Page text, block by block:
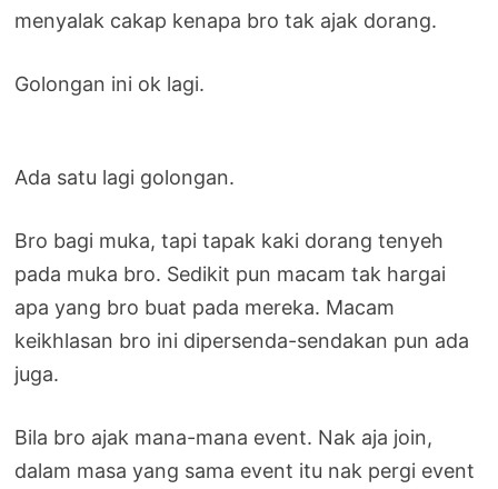
menyalak cakap kenapa bro tak ajak dorang.
Golongan ini ok lagi.
Ada satu lagi golongan.
Bro bagi muka, tapi tapak kaki dorang tenyeh
pada muka bro. Sedikit pun macam tak hargai
apa yang bro buat pada mereka. Macam
keikhlasan bro ini dipersenda-sendakan pun ada
juga.
Bila bro ajak mana-mana event. Nak aja join,
dalam masa yang sama event itu nak pergi event